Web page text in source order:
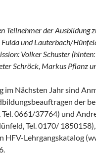
Teilnehmer der Ausbildung
Fulda und Lauterbach/
Volker Schuster
Schröck, Markus Pflanz
im Nächsten Jahr sind
der
Tel. 0661/37764) und
Tel. 0170/
HFV-Lehrgangskatalog